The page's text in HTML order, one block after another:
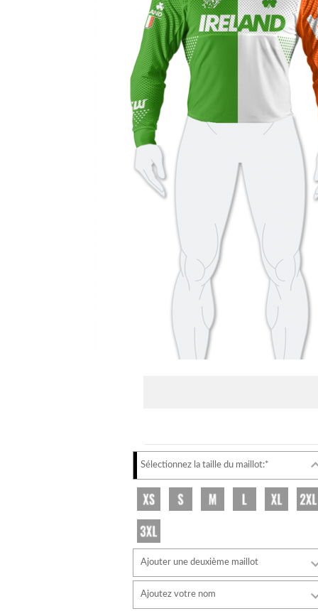
Sélectionnez la taille du maillot:*
Ajouter une deuxième maillot
Ajoutez votre nom